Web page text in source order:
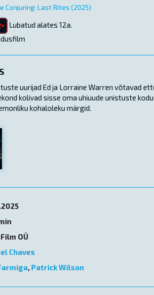
Conjuring: Last Rites (2025)
Lubatud alates 12a.
uurijad Ed ja Lorraine Warren võtavad
kolivad sisse oma uhiuude unistuste
kohaloleku märgid.
OÜ
Chaves
, Patrick Wilson